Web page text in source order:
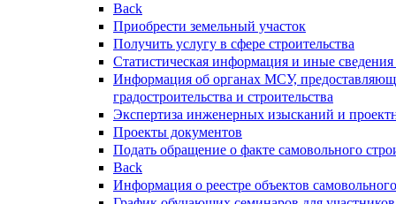
Back
Приобрести земельный участок
Получить услугу в сфере строительства
Статистическая информация и иные сведения
Информация об органах МСУ,
градостроительства и строительства
Экспертиза инженерных изысканий и
Проекты документов
Подать обращение о факте самовольного
Back
Информация о реестре объектов